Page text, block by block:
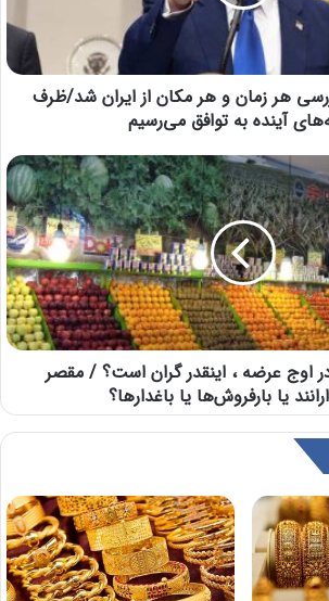
هر زمان و هر مکان از ایران شد/ظرف
آینده به توافق می‌رسیم
اوج عرضه ، اینقدر گران است؟ / مقصر
یا بارفروش‌ها یا باغدارها؟